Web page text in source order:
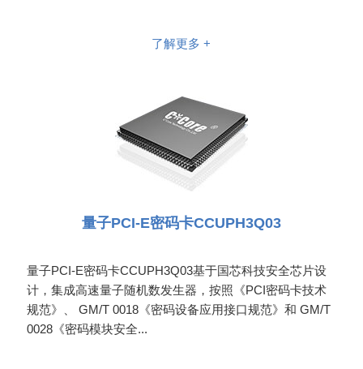
了解更多 +
量子PCI-E密码卡CCUPH3Q03
量子PCI-E密码卡CCUPH3Q03基于国芯科技安全芯片设
计，集成高速量子随机数发生器，按照《PCI密码卡技术
规范》、 GM/T 0018《密码设备应用接口规范》和 GM/T
0028《密码模块安全...